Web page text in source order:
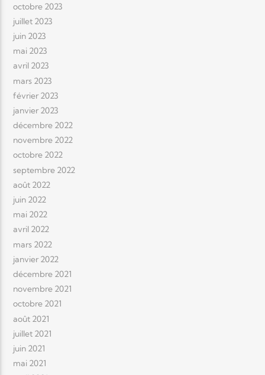
octobre 2023
juillet 2023
juin 2023
mai 2023
avril 2023
mars 2023
février 2023
janvier 2023
décembre 2022
novembre 2022
octobre 2022
septembre 2022
août 2022
juin 2022
mai 2022
avril 2022
mars 2022
janvier 2022
décembre 2021
novembre 2021
octobre 2021
août 2021
juillet 2021
juin 2021
mai 2021